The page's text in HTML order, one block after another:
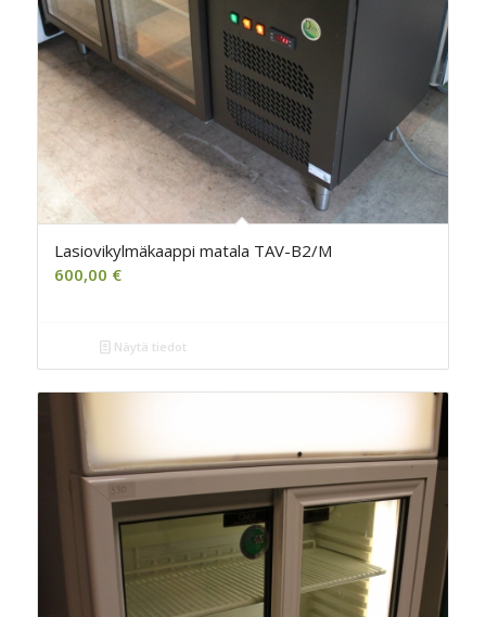
Lasiovikylmäkaappi matala TAV-B2/M
600,00 €
Näytä tiedot